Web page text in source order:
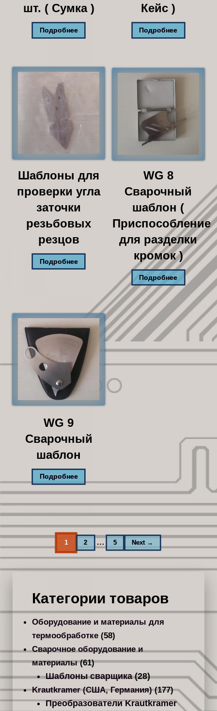
шт. ( Сумка )
Подробнее
Кейс )
Подробнее
Шаблоны для
проверки угла
заточки
резьбовых
резцов
Подробнее
WG 8
Сварочный
шаблон (
Приспособление
для разделки
кромок )
Подробнее
WG 9
Сварочный
шаблон
Подробнее
1 2 … 5 Next →
Категории товаров
Оборудование и материалы для
термообработке (58)
Сварочное оборудование и
материалы (61)
Шаблоны сварщика (28)
Krautkramer (США, Германия) (177)
Преобразователи Krautkramer